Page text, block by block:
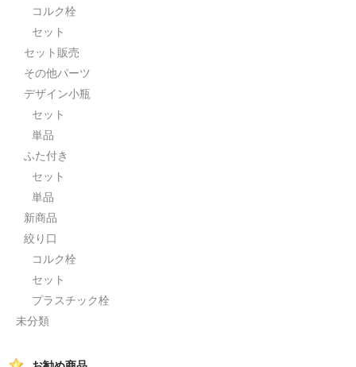
コルク栓
セット
セット販売
その他パーツ
デザイン小瓶
セット
単品
ふた付き
セット
単品
新商品
絞り口
コルク栓
セット
プラスチック栓
未分類